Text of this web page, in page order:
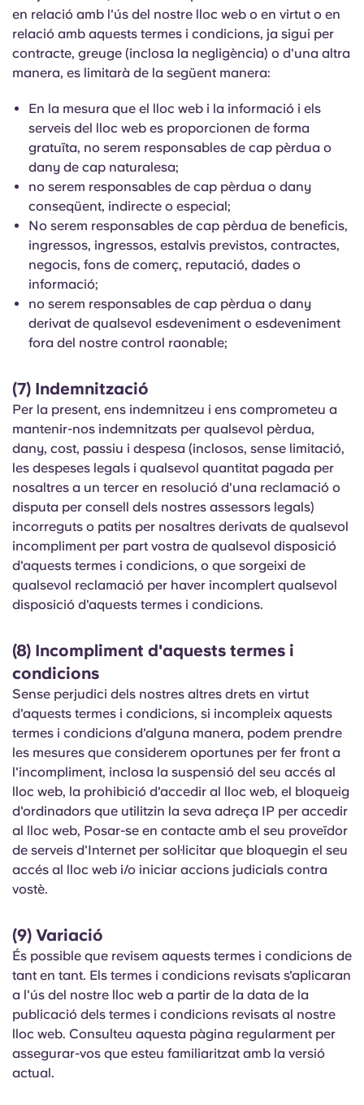
en relació amb l'ús del nostre lloc web o en virtut o en
relació amb aquests termes i condicions, ja sigui per
contracte, greuge (inclosa la negligència) o d'una altra
manera, es limitarà de la següent manera:
En la mesura que el lloc web i la informació i els
serveis del lloc web es proporcionen de forma
gratuïta, no serem responsables de cap pèrdua o
dany de cap naturalesa;
no serem responsables de cap pèrdua o dany
conseqüent, indirecte o especial;
No serem responsables de cap pèrdua de beneficis,
ingressos, ingressos, estalvis previstos, contractes,
negocis, fons de comerç, reputació, dades o
informació;
no serem responsables de cap pèrdua o dany
derivat de qualsevol esdeveniment o esdeveniment
fora del nostre control raonable;
(7) Indemnització
Per la present, ens indemnitzeu i ens comprometeu a
mantenir-nos indemnitzats per qualsevol pèrdua,
dany, cost, passiu i despesa (inclosos, sense limitació,
les despeses legals i qualsevol quantitat pagada per
nosaltres a un tercer en resolució d'una reclamació o
disputa per consell dels nostres assessors legals)
incorreguts o patits per nosaltres derivats de qualsevol
incompliment per part vostra de qualsevol disposició
d'aquests termes i condicions, o que sorgeixi de
qualsevol reclamació per haver incomplert qualsevol
disposició d'aquests termes i condicions.
(8) Incompliment d'aquests termes i
condicions
Sense perjudici dels nostres altres drets en virtut
d'aquests termes i condicions, si incompleix aquests
termes i condicions d'alguna manera, podem prendre
les mesures que considerem oportunes per fer front a
l'incompliment, inclosa la suspensió del seu accés al
lloc web, la prohibició d'accedir al lloc web, el bloqueig
d'ordinadors que utilitzin la seva adreça IP per accedir
al lloc web, Posar-se en contacte amb el seu proveïdor
de serveis d'Internet per sol·licitar que bloquegin el seu
accés al lloc web i/o iniciar accions judicials contra
vostè.
(9) Variació
És possible que revisem aquests termes i condicions de
tant en tant. Els termes i condicions revisats s'aplicaran
a l'ús del nostre lloc web a partir de la data de la
publicació dels termes i condicions revisats al nostre
lloc web. Consulteu aquesta pàgina regularment per
assegurar-vos que esteu familiaritzat amb la versió
actual.